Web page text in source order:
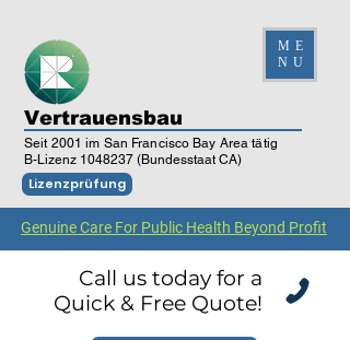
ME
NU
Vertrauensbau
Seit 2001 im San Francisco Bay Area tätig
B-Lizenz 1048237 (Bundesstaat CA)
Lizenzprüfung
Genuine Care For Public Health Beyond Profit
Call us today for a
Quick & Free Quote!